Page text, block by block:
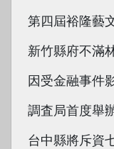
第四屆裕隆藝
新竹縣府不滿
因受金融事件
調査局首度舉
台中縣將斥資